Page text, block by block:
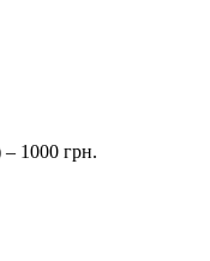
– 1000 грн.